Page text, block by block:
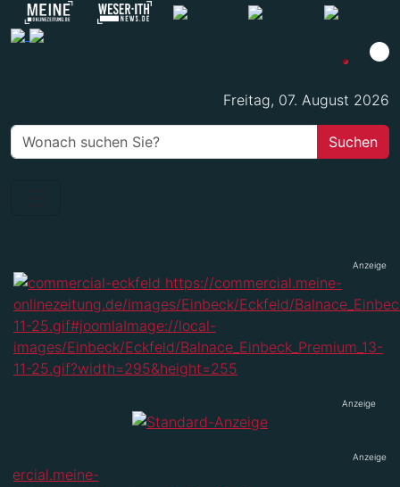
Freitag, 07. August 2026
Anzeige
Anzeige
Anzeige